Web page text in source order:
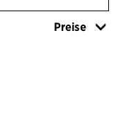
Preise